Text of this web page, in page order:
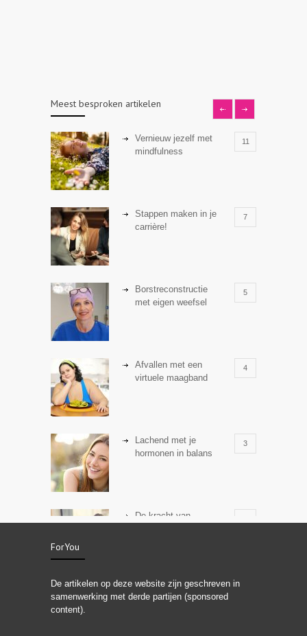
Meest besproken artikelen
Vernieuw jezelf met
mindfulness
11
Stappen maken in je
carrière!
7
Borstreconstructie
met eigen weefsel
5
Afvallen met een
virtuele maagband
4
Lachend met je
hormonen in balans
3
De kracht van
Stiefouderschap en
relaties
ForYou
De artikelen op deze website zijn geschreven in
samenwerking met derde partijen (sponsored
content).